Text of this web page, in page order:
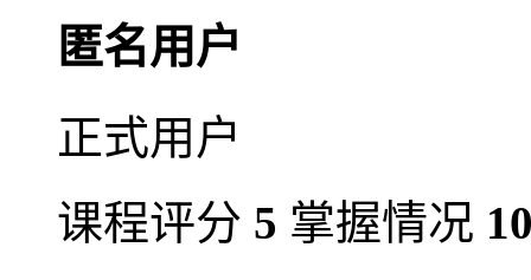
匿名用户
正式用户
课程评分 5 掌握情况